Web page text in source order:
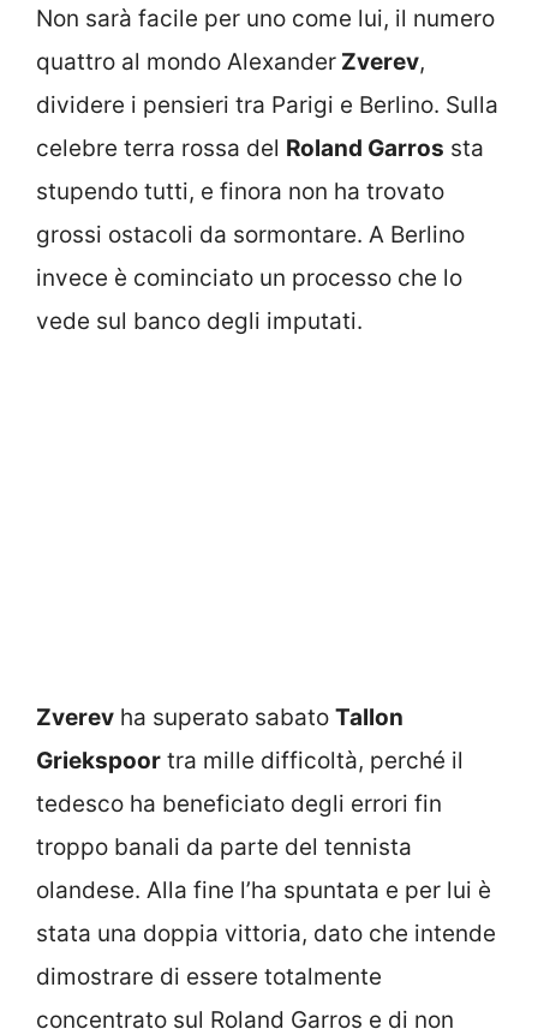
Non sarà facile per uno come lui, il numero
quattro al mondo Alexander Zverev,
dividere i pensieri tra Parigi e Berlino. Sulla
celebre terra rossa del Roland Garros sta
stupendo tutti, e finora non ha trovato
grossi ostacoli da sormontare. A Berlino
invece è cominciato un processo che lo
vede sul banco degli imputati.
Zverev ha superato sabato Tallon
Griekspoor tra mille difficoltà, perché il
tedesco ha beneficiato degli errori fin
troppo banali da parte del tennista
olandese. Alla fine l’ha spuntata e per lui è
stata una doppia vittoria, dato che intende
dimostrare di essere totalmente
concentrato sul Roland Garros e di non